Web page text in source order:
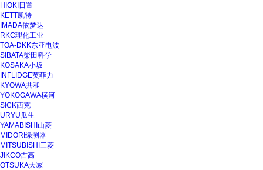
HIOKI日置
KETT凯特
IMADA依梦达
RKC理化工业
TOA-DKK东亚电波
SIBATA柴田科学
KOSAKA小坂
INFLIDGE英菲力
KYOWA共和
YOKOGAWA横河
SICK西克
URYU瓜生
YAMABISHI山菱
MIDORI绿测器
MITSUBISHI三菱
JIKCO吉高
OTSUKA大冢